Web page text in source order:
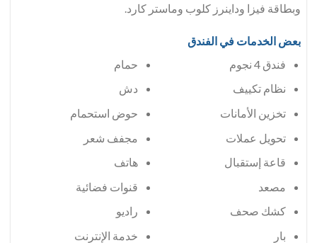
وبطاقة فيزا وداينرز كلوب وماستر كارد.
بعض الخدمات في الفندق
فندق 4 نجوم
تخزين الأمانات
تحويل عملات
قاعة إستقبال
مصعد
كشك صحف
بار
حمام
دش
حوض استحمام
مجفف شعر
هاتف
قنوات فضائية
راديو
خدمة الإنترنت